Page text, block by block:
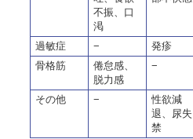
不振、口
渇
過敏症 − 発疹
骨格筋
倦怠感、
脱力感
−
その他 −
性欲減
退、尿失
禁